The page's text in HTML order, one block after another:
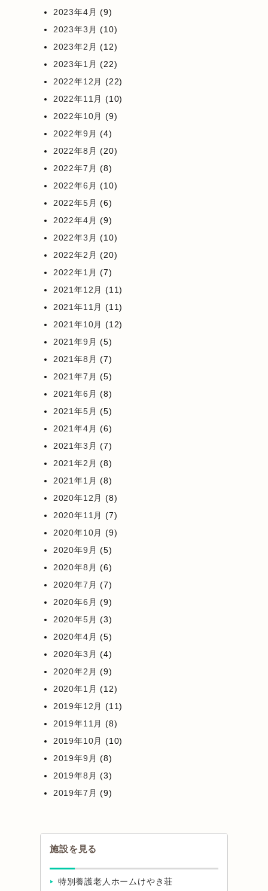
2023年4月 (9)
2023年3月 (10)
2023年2月 (12)
2023年1月 (22)
2022年12月 (22)
2022年11月 (10)
2022年10月 (9)
2022年9月 (4)
2022年8月 (20)
2022年7月 (8)
2022年6月 (10)
2022年5月 (6)
2022年4月 (9)
2022年3月 (10)
2022年2月 (20)
2022年1月 (7)
2021年12月 (11)
2021年11月 (11)
2021年10月 (12)
2021年9月 (5)
2021年8月 (7)
2021年7月 (5)
2021年6月 (8)
2021年5月 (5)
2021年4月 (6)
2021年3月 (7)
2021年2月 (8)
2021年1月 (8)
2020年12月 (8)
2020年11月 (7)
2020年10月 (9)
2020年9月 (5)
2020年8月 (6)
2020年7月 (7)
2020年6月 (9)
2020年5月 (3)
2020年4月 (5)
2020年3月 (4)
2020年2月 (9)
2020年1月 (12)
2019年12月 (11)
2019年11月 (8)
2019年10月 (10)
2019年9月 (8)
2019年8月 (3)
2019年7月 (9)
施設を見る
特別養護老人ホームけやき荘